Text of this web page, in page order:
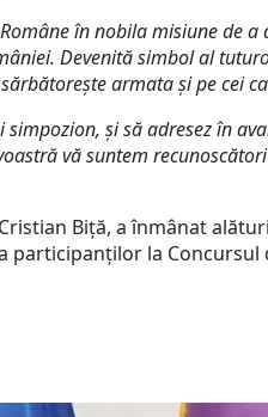
în nobila misiune de
Devenită simbol al
armata şi pe cei
și să adresez în
vă suntem
Biță, a înmânat
participanților la